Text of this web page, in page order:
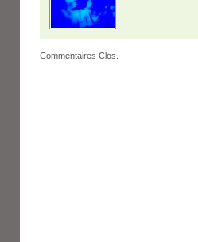
Commentaires Clos.